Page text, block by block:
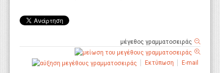
μέγεθος γραμματοσειράς
Εκτύπωση E-mail